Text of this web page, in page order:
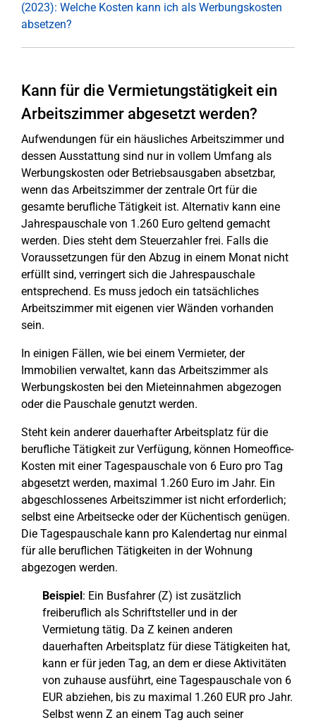
(2023): Welche Kosten kann ich als Werbungskosten
absetzen?
Kann für die Vermietungstätigkeit ein
Arbeitszimmer abgesetzt werden?
Aufwendungen für ein häusliches Arbeitszimmer und
dessen Ausstattung sind nur in vollem Umfang als
Werbungskosten oder Betriebsausgaben absetzbar,
wenn das Arbeitszimmer der zentrale Ort für die
gesamte berufliche Tätigkeit ist. Alternativ kann eine
Jahrespauschale von 1.260 Euro geltend gemacht
werden. Dies steht dem Steuerzahler frei. Falls die
Voraussetzungen für den Abzug in einem Monat nicht
erfüllt sind, verringert sich die Jahrespauschale
entsprechend. Es muss jedoch ein tatsächliches
Arbeitszimmer mit eigenen vier Wänden vorhanden
sein.
In einigen Fällen, wie bei einem Vermieter, der
Immobilien verwaltet, kann das Arbeitszimmer als
Werbungskosten bei den Mieteinnahmen abgezogen
oder die Pauschale genutzt werden.
Steht kein anderer dauerhafter Arbeitsplatz für die
berufliche Tätigkeit zur Verfügung, können Homeoffice-
Kosten mit einer Tagespauschale von 6 Euro pro Tag
abgesetzt werden, maximal 1.260 Euro im Jahr. Ein
abgeschlossenes Arbeitszimmer ist nicht erforderlich;
selbst eine Arbeitsecke oder der Küchentisch genügen.
Die Tagespauschale kann pro Kalendertag nur einmal
für alle beruflichen Tätigkeiten in der Wohnung
abgezogen werden.
Beispiel: Ein Busfahrer (Z) ist zusätzlich
freiberuflich als Schriftsteller und in der
Vermietung tätig. Da Z keinen anderen
dauerhaften Arbeitsplatz für diese Tätigkeiten hat,
kann er für jeden Tag, an dem er diese Aktivitäten
von zuhause ausführt, eine Tagespauschale von 6
EUR abziehen, bis zu maximal 1.260 EUR pro Jahr.
Selbst wenn Z an einem Tag auch seiner